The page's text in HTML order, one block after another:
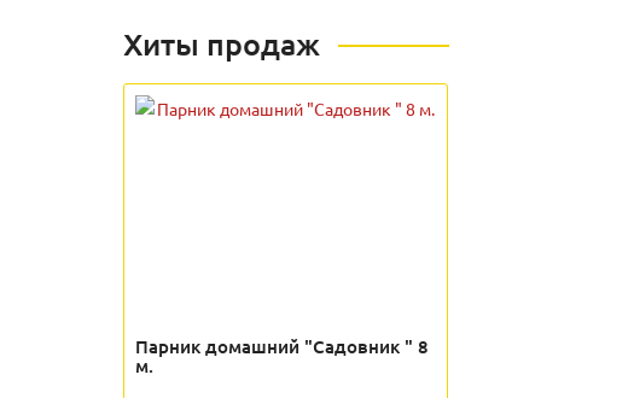
Хиты продаж
Парник домашний "Садовник " 8
м.